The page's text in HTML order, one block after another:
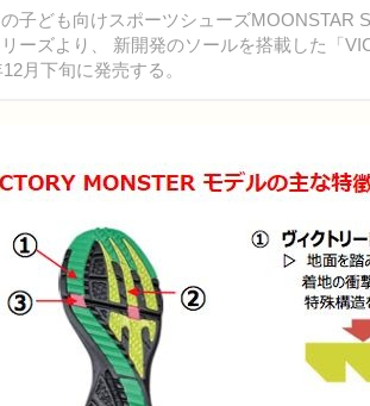
子ども向けスポーツシューズMOONSTAR
ーズより、 新開発のソールを搭載した「
月下旬に発売する。